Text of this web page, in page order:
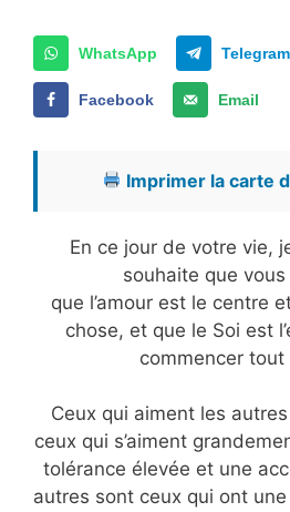
WhatsApp Telegram
Facebook Email
Imprimer la carte
En ce jour de votre vie,
souhaite que
que l’amour est le centre
chose, et que le Soi est
commencer tout
Ceux qui aiment les
ceux qui s’aiment
tolérance élevée et une
autres sont ceux qui ont